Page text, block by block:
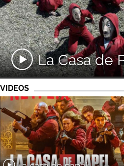
La Casa de
VIDEOS